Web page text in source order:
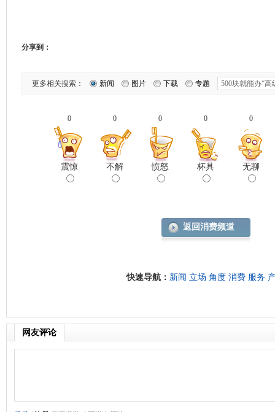
分享到：
更多相关搜索： 新闻 图片 下载 专题
0
震惊
0
不解
0
愤怒
0
杯具
0
无聊
返回消费频道
快速导航： 新闻 立场 角度 消费 服务
网友评论